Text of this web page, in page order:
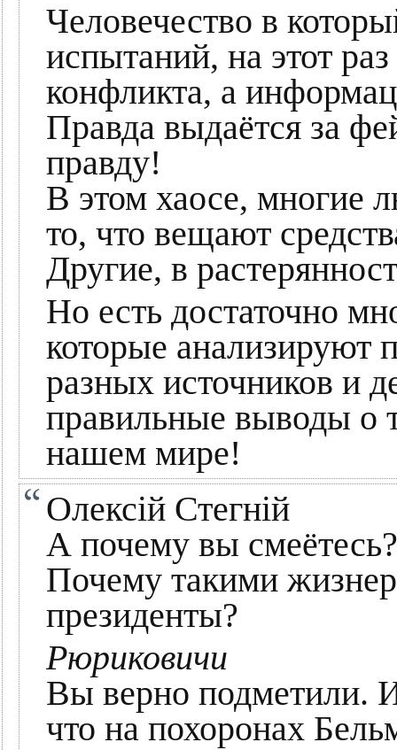
Человечество в
испытаний, на этот
конфликта, а
Правда выдаётся за
правду!
В этом хаосе, многие
то, что вещают
Другие, в
Но есть достаточно
которые
разных источников и
правильные выводы о
нашем мире!
Олексій Стегній
А почему вы смеётесь?
Почему такими
президенты?
Рюриковичи
Вы верно подметили.
что на похоронах